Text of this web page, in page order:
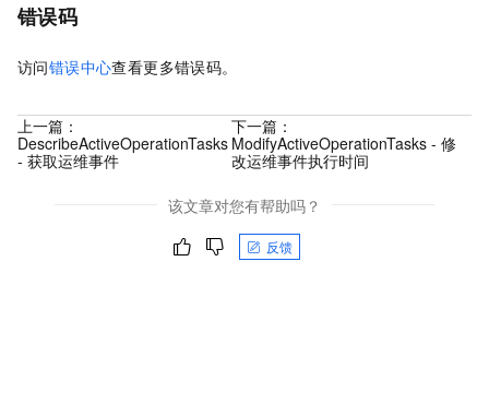
错误码
访问错误中心查看更多错误码。
上一篇：
DescribeActiveOperationTasks
- 获取运维事件
下一篇：
ModifyActiveOperationTasks - 修
改运维事件执行时间
该文章对您有帮助吗？
反馈